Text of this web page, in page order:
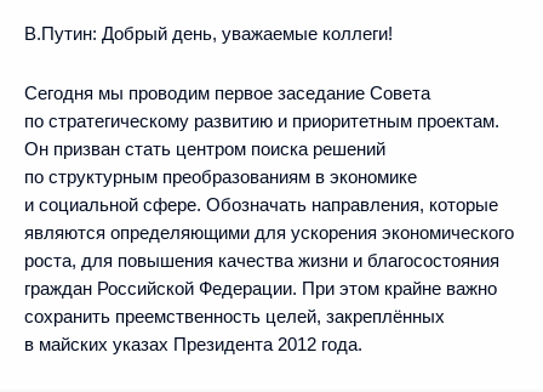
В.Путин: Добрый день, уважаемые коллеги!
Сегодня мы проводим первое заседание Совета
по стратегическому развитию и приоритетным проектам.
Он призван стать центром поиска решений
по структурным преобразованиям в экономике
и социальной сфере. Обозначать направления, которые
являются определяющими для ускорения экономического
роста, для повышения качества жизни и благосостояния
граждан Российской Федерации. При этом крайне важно
сохранить преемственность целей, закреплённых
в майских указах Президента 2012 года.